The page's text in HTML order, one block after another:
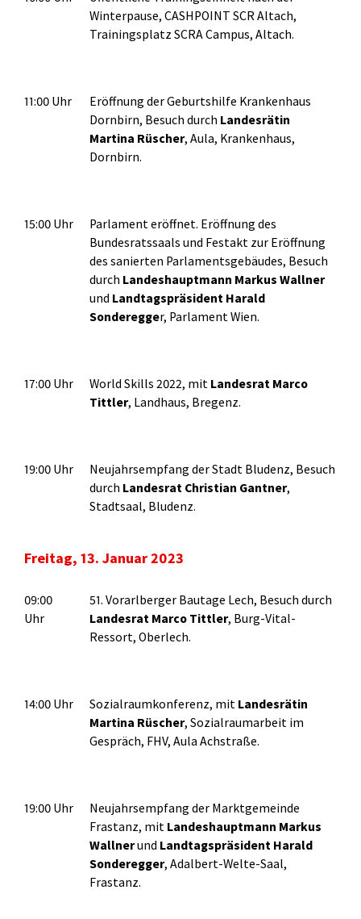
Winterpause, CASHPOINT SCR Altach,
Trainingsplatz SCRA Campus, Altach.
11:00 Uhr
Eröffnung der Geburtshilfe Krankenhaus
Dornbirn, Besuch durch Landesrätin
Martina Rüscher, Aula, Krankenhaus,
Dornbirn.
15:00 Uhr
Parlament eröffnet. Eröffnung des
Bundesratssaals und Festakt zur Eröffnung
des sanierten Parlamentsgebäudes, Besuch
durch Landeshauptmann Markus Wallner
und Landtagspräsident Harald
Sonderegger, Parlament Wien.
17:00 Uhr World Skills 2022, mit Landesrat Marco
Tittler, Landhaus, Bregenz.
19:00 Uhr
Neujahrsempfang der Stadt Bludenz, Besuch
durch Landesrat Christian Gantner,
Stadtsaal, Bludenz.
Freitag, 13. Januar 2023
09:00
Uhr
51. Vorarlberger Bautage Lech, Besuch durch
Landesrat Marco Tittler, Burg-Vital-
Ressort, Oberlech.
14:00 Uhr Sozialraumkonferenz, mit Landesrätin
Martina Rüscher, Sozialraumarbeit im
Gespräch, FHV, Aula Achstraße.
19:00 Uhr
Neujahrsempfang der Marktgemeinde
Frastanz, mit Landeshauptmann Markus
Wallnerund Landtagspräsident Harald
Sonderegger, Adalbert-Welte-Saal,
Frastanz.